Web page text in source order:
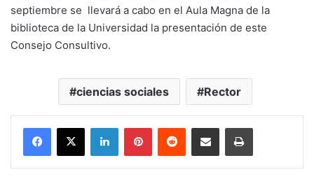
septiembre se llevará a cabo en el Aula Magna de la
biblioteca de la Universidad la presentación de este
Consejo Consultivo.
ciencias sociales Rector
LinkedInPinterestReddit Share via Email Print